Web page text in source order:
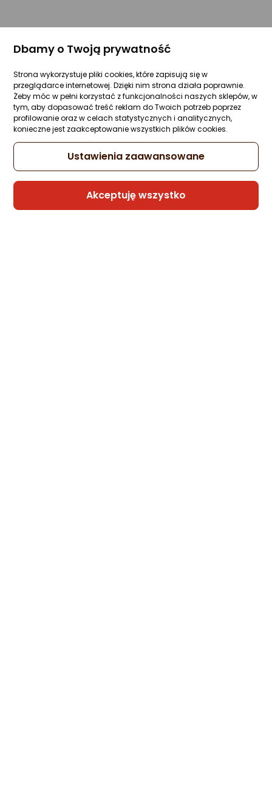
Dbamy o Twoją prywatność
Strona wykorzystuje pliki cookies, które zapisują się w
przeglądarce internetowej. Dzięki nim strona działa poprawnie.
Żeby móc w pełni korzystać z funkcjonalności naszych sklepów, w
tym, aby dopasować treść reklam do Twoich potrzeb poprzez
profilowanie oraz w celach statystycznych i analitycznych,
konieczne jest zaakceptowanie wszystkich plików cookies.
Ustawienia zaawansowane
Akceptuję wszystko